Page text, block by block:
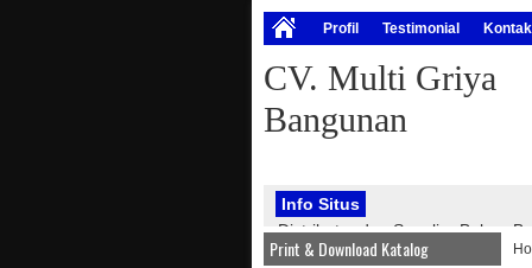
Profil Testimonial Kontak
CV. Multi Griya
Bangunan
Info Situs
Distributor dan Supplier Bahan
bangunan, seperti : atap
Print & Download Katalog